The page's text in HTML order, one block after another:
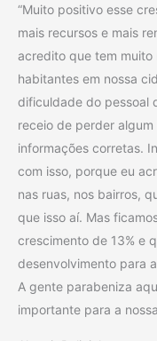
“Muito positivo esse
mais recursos e mais
acredito que tem
habitantes em nossa
dificuldade do pessoal
receio de perder
informações corretas.
com isso, porque eu
nas ruas, nos bairros,
que isso aí. Mas
crescimento de 13% e
desenvolvimento para
A gente parabeniza
importante para a